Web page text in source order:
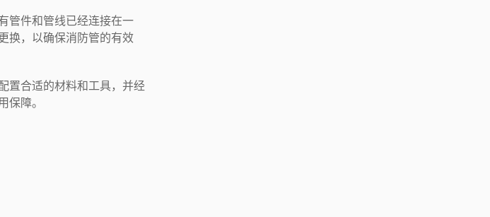
管件和管线已经连接在一
换，以确保消防管的有效
置合适的材料和工具，并经
保障。